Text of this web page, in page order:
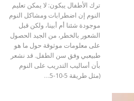
ترك الأطفال يبكون: لا يمكن تعليم
النوم إن اضطرابات ومشاكل النوم
موجودة شئنا أم أبينا، ولكن قبل
الشعور بالخطر، من الجيد الحصول
على معلومات موثوقة حول ما هو
طبيعبي وفق سن الطفل. قد نشعر
بأن أساليب التدريب على النوم
(مثل طريقة 5-10-5
…